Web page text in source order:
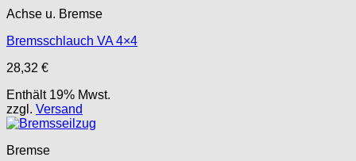
Achse u. Bremse
Bremsschlauch VA 4×4
28,32 €
Enthält 19% Mwst.
zzgl. Versand
Bremse